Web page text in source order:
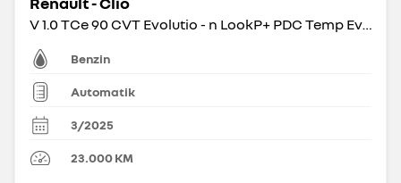
V 1.0 TCe 90 CVT Evolutio - n LookP+ PDC Temp Evolution
Benzin
Automatik
3/2025
23.000KM